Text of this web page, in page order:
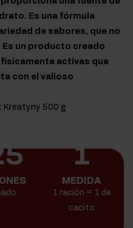
Es una fórmula
de sabores, que no
un producto creado
activas que
con el valioso
1
MEDIDA
1 ración = 1 de
cacito